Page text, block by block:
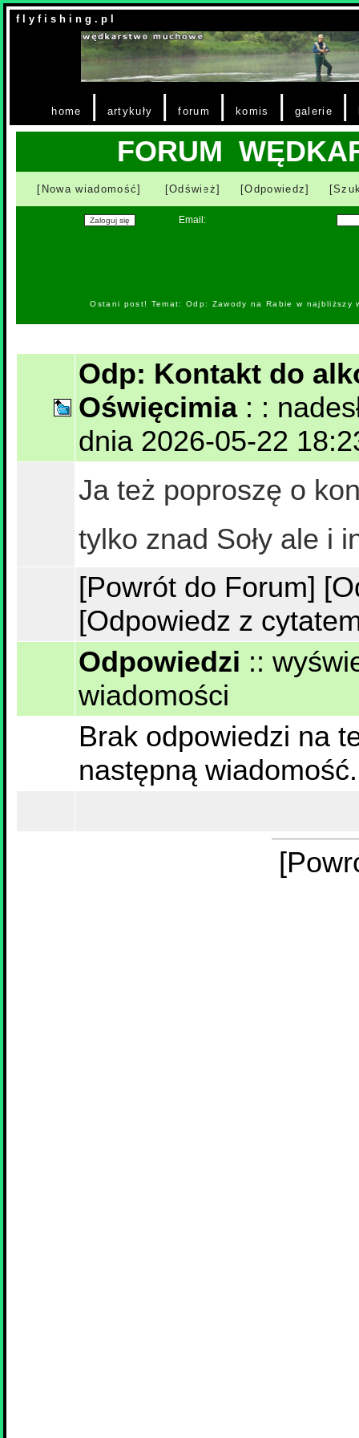
f l y f i s h i n g . p l
home | artykuły |forum | komis | galerie |
FORUM
[Nowa wiadomość] [Odśwież] [Odpowiedz]
Email:
Ostani post! Temat: Odp: Zawody na Rabie w
Odp: Kontakt do
Oświęcimia : :
dnia 2026-05-22
Ja też poproszę o
tylko znad Soły ale i
[Powrót do Forum]
[Odpowiedz z
Odpowiedzi ::
wiadomości
Brak odpowiedzi na
następną wiadomość.